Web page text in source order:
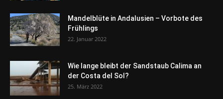
Mandelblüte in Andalusien – Vorbote des
Frühlings
22. Januar 2022
Wie lange bleibt der Sandstaub Calima an
der Costa del Sol?
25. März 2022